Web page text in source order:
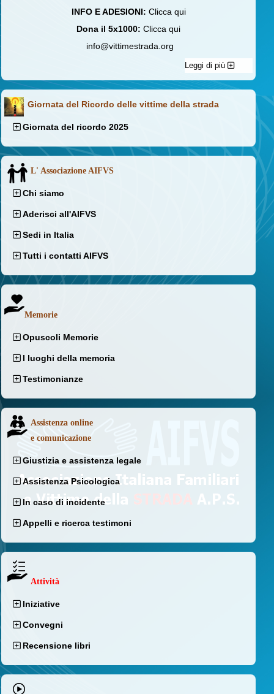
INFO E ADESIONI: Clicca qui
Dona il 5x1000: Clicca qui
info@vittimestrada.org
Leggi di più
Giornata del Ricordo delle vittime della strada
Giornata del ricordo 2025
L' Associazione AIFVS
Chi siamo
Aderisci all'AIFVS
Sedi in Italia
Tutti i contatti AIFVS
Memorie
Opuscoli Memorie
I luoghi della memoria
Testimonianze
Assistenza online
e comunicazione
Giustizia e assistenza legale
Assistenza Psicologica
In caso di incidente
Appelli e ricerca testimoni
Attività
Iniziative
Convegni
Recensione libri